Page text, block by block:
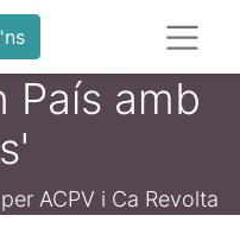
País amb
ACPV i Ca Revolta